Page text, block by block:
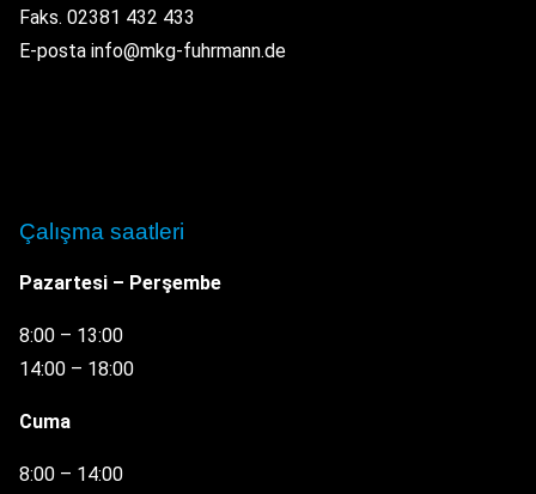
Faks. 02381 432 433
E-posta info@mkg-fuhrmann.de
Çalışma saatleri
Pazartesi – Perşembe
8:00 – 13:00
14:00 – 18:00
Cuma
8:00 – 14:00